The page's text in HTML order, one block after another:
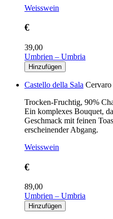
Weisswein
€
39,00
Umbrien – Umbria
Castello della Sala
Trocken-Fruchtig, 90%
Ein komplexes Bouquet,
Geschmack mit feinen
erscheinender Abgang.
Weisswein
€
89,00
Umbrien – Umbria